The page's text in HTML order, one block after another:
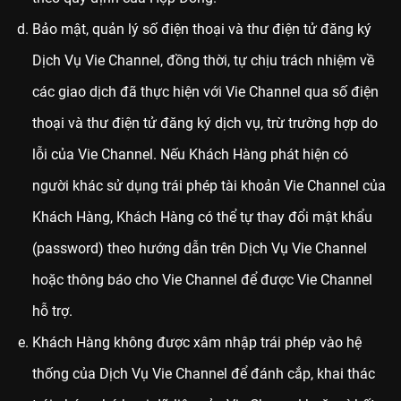
Bảo mật, quản lý số điện thoại và thư điện tử đăng ký
Dịch Vụ Vie Channel, đồng thời, tự chịu trách nhiệm về
các giao dịch đã thực hiện với Vie Channel qua số điện
thoại và thư điện tử đăng ký dịch vụ, trừ trường hợp do
lỗi của Vie Channel. Nếu Khách Hàng phát hiện có
người khác sử dụng trái phép tài khoản Vie Channel của
Khách Hàng, Khách Hàng có thể tự thay đổi mật khẩu
(password) theo hướng dẫn trên Dịch Vụ Vie Channel
hoặc thông báo cho Vie Channel để được Vie Channel
hỗ trợ.
Khách Hàng không được xâm nhập trái phép vào hệ
thống của Dịch Vụ Vie Channel để đánh cắp, khai thác